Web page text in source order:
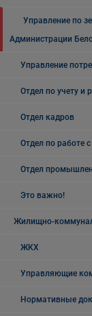
Управление по
Администрации
Управление
Отдел по учету и
Отдел кадров
Отдел по работе
Отдел
Это важно!
Жилищно-
ЖКХ
Управляющие
Нормативные